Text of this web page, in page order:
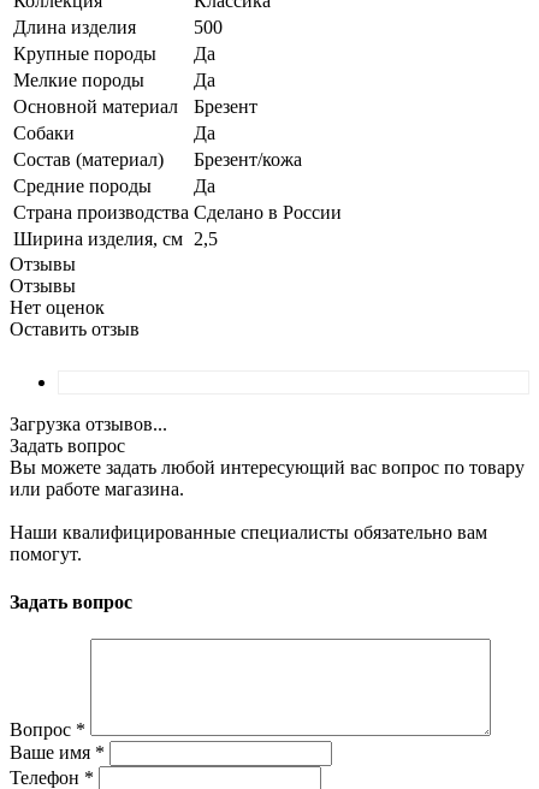
Длина изделия
500
Крупные породы
Да
Мелкие породы
Да
Основной материал
Брезент
Собаки
Да
Состав (материал)
Брезент/кожа
Средние породы
Да
Страна производства Сделано в России
Ширина изделия, см 2,5
Отзывы
Отзывы
Нет оценок
Оставить отзыв
Загрузка отзывов...
Задать вопрос
Вы можете задать любой интересующий вас вопрос по товару
или работе магазина.
Наши квалифицированные специалисты обязательно вам
помогут.
Задать вопрос
Вопрос *
Ваше имя *
Телефон *